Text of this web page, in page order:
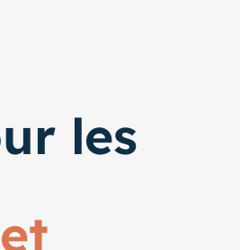
les